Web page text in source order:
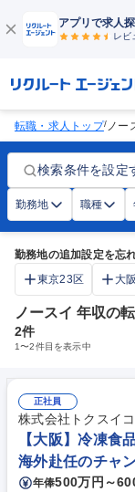
アプリで求人
レビ
転職・求人トップ/ノー
検索条件を設定
勤務地 職種
勤務地の追加設定を忘
東京23区
大
ノースイ 年収の
2件
1〜2件目を表示中
正社員
株式会社トクスイ
【大阪】冷凍食
海外赴任のチャ
年俸500万円～